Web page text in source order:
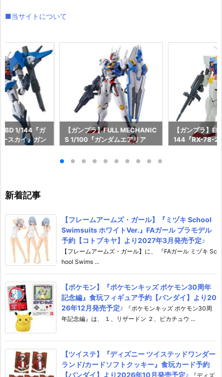
■当サイトについて
1/144『ガ
スカイ』ガン
【ガンプラ】FULL MECHANIC
S 1/100『ガンダムエアリア
女 プラモデル予約【バンダイ】
【ガンプラ】
144『RX-78-2
新着記事
【フレームアームズ・ガール】『ミヅキ School
Swimsuits ホワイトVer.』FAガール プラモデル
予約【コトブキヤ】より2027年3月発売予定♪
【フレームアームズ・ガール】に、 『FAガール ミヅキ Sc
hool Swims ...
【ポケモン】『ポケモンキッズ ポケモン30周年
記念編』食玩フィギュア予約【バンダイ】より20
26年12月発売予定♪
『ポケモンキッズ ポケモン30周
年記念編』は、 １、リザードン ２、ピカチュウ ...
【ツイステ】『ディズニー ツイステッドワンダー
ランド/カードソフトクッキー』食玩カード予約
【バンダイ】より2026年10月発売予定♪
『ディズ